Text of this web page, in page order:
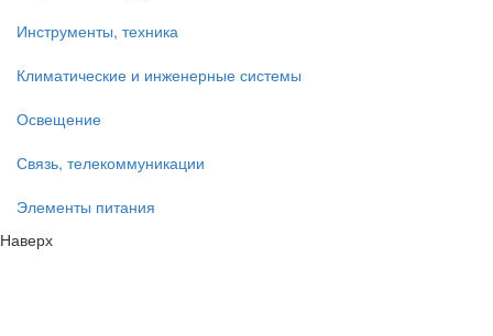
Инструменты, техника
Климатические и инженерные системы
Освещение
Связь, телекоммуникации
Элементы питания
Наверх